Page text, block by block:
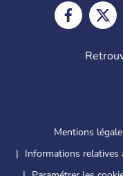
Mentions
Informations relatives